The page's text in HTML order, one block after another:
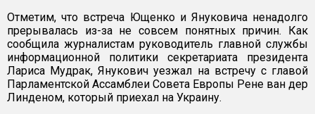
Отметим, что встреча Ющенко и Януковича ненадолго
прерывалась из-за не совсем понятных причин. Как
сообщила журналистам руководитель главной службы
информационной политики секретариата президента
Лариса Мудрак, Янукович уезжал на встречу с главой
Парламентской Ассамблеи Совета Европы Рене ван дер
Линденом, который приехал на Украину.